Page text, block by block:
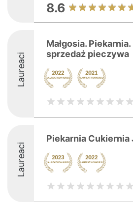
8.6
Laureaci
Małgosia.
sprzedaż pieczywa
Laureaci
Piekarnia Cukiernia